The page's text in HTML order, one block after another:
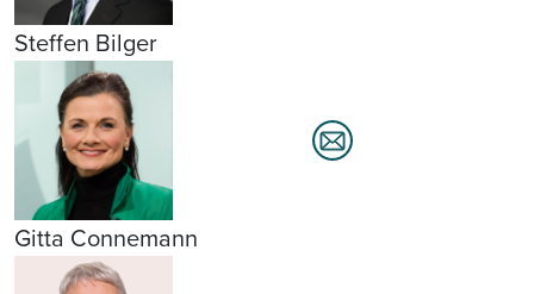
Steffen Bilger
Gitta Connemann